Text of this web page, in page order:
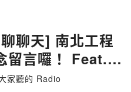
聊天] 南北工程
留言囉！ Feat.
家聽的 Radio